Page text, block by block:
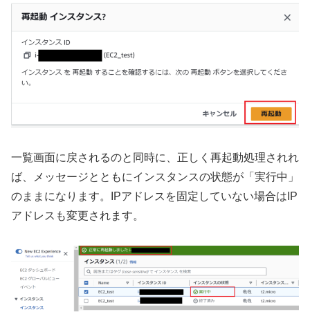
一覧画面に戻されるのと同時に、正しく再起動処理されれ
ば、メッセージとともにインスタンスの状態が「実行中」
のままになります。IPアドレスを固定していない場合はIP
アドレスも変更されます。